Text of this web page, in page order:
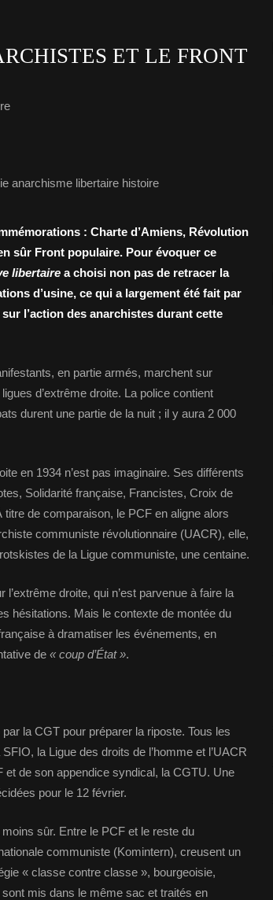
ET LE FRONT
: Charte d’Amiens, Révolution
sûr Front populaire. Pour évoquer ce
libertaire a choisi non pas de retracer la
d’usine, ce qui a largement été fait par
l’action des anarchistes durant cette
en partie armés, marchent sur
d’extrême droite. La police contient
durent une partie de la nuit ; il y aura 2 000
en 1934 n’est pas imaginaire. Ses différents
Solidarité française, Francistes, Croix de
de comparaison, le PCF en aligne alors
communiste révolutionnaire (UACR), elle,
de la Ligue communiste, une centaine.
droite, qui n’est parvenue à faire la
hésitations. Mais le contexte de montée du
à dramatiser les événements, en
de « coup d’État ».
la CGT pour préparer la riposte. Tous les
la Ligue des droits de l’homme et l’UACR
et de son appendice syndical, la CGTU. Une
pour le 12 février.
sûr. Entre le PCF et le reste du
communiste (Komintern), creusent un
« classe contre classe », bourgeoisie,
mis dans le même sac et traités en